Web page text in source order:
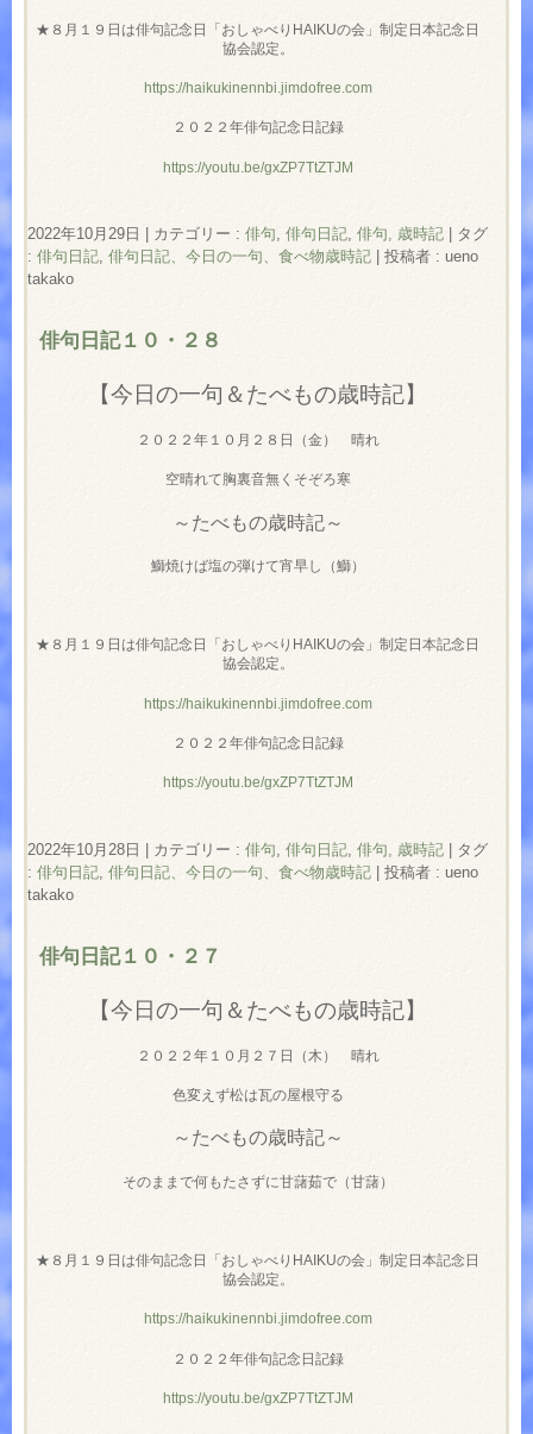
★８月１９日は俳句記念日「おしゃべりHAIKUの会」制定日本記念日
協会認定。
https://haikukinennbi.jimdofree.com
２０２２年俳句記念日記録
https://youtu.be/gxZP7TtZTJM
2022年10月29日 カテゴリー : 俳句, 俳句日記, 俳句, 歳時記
タグ
: 俳句日記, 俳句日記、今日の一句、食べ物歳時記
投稿者 : ueno
takako
俳句日記１０・２８
【今日の一句＆たべもの歳時記】
２０２２年１０月２８日（金） 晴れ
空晴れて胸裏音無くそぞろ寒
～たべもの歳時記～
鰤焼けば塩の弾けて宵早し（鰤）
★８月１９日は俳句記念日「おしゃべりHAIKUの会」制定日本記念日
協会認定。
https://haikukinennbi.jimdofree.com
２０２２年俳句記念日記録
https://youtu.be/gxZP7TtZTJM
2022年10月28日 カテゴリー : 俳句, 俳句日記, 俳句, 歳時記
タグ
: 俳句日記, 俳句日記、今日の一句、食べ物歳時記
投稿者 : ueno
takako
俳句日記１０・２７
【今日の一句＆たべもの歳時記】
２０２２年１０月２７日（木） 晴れ
色変えず松は瓦の屋根守る
～たべもの歳時記～
そのままで何もたさずに甘藷茹で（甘藷）
★８月１９日は俳句記念日「おしゃべりHAIKUの会」制定日本記念日
協会認定。
https://haikukinennbi.jimdofree.com
２０２２年俳句記念日記録
https://youtu.be/gxZP7TtZTJM